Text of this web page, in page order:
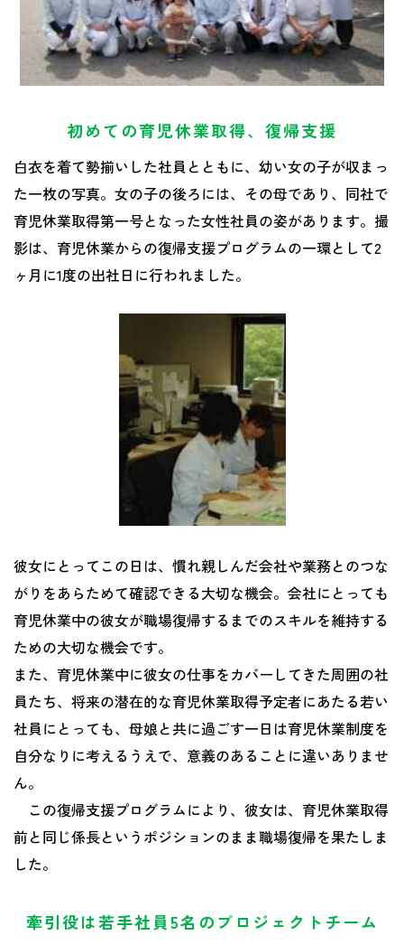
初めての育児休業取得、復帰支援
白衣を着て勢揃いした社員とともに、幼い女の子が収まっ
た一枚の写真。女の子の後ろには、その母であり、同社で
育児休業取得第一号となった女性社員の姿があります。撮
影は、育児休業からの復帰支援プログラムの一環として2
ヶ月に1度の出社日に行われました。
彼女にとってこの日は、慣れ親しんだ会社や業務とのつな
がりをあらためて確認できる大切な機会。会社にとっても
育児休業中の彼女が職場復帰するまでのスキルを維持する
ための大切な機会です。
また、育児休業中に彼女の仕事をカバーしてきた周囲の社
員たち、将来の潜在的な育児休業取得予定者にあたる若い
社員にとっても、母娘と共に過ごす一日は育児休業制度を
自分なりに考えるうえで、意義のあることに違いありませ
ん。
この復帰支援プログラムにより、彼女は、育児休業取得
前と同じ係長というポジションのまま職場復帰を果たしま
した。
牽引役は若手社員5名のプロジェクトチーム